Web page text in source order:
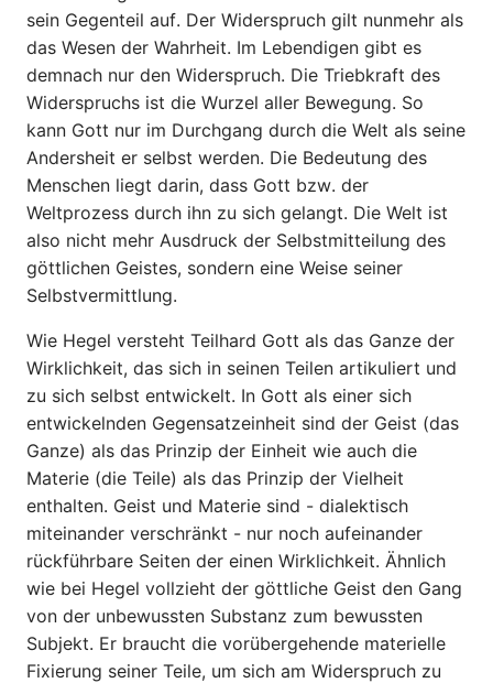
sein Gegenteil auf. Der Widerspruch gilt nunmehr als
das Wesen der Wahrheit. Im Lebendigen gibt es
demnach nur den Widerspruch. Die Triebkraft des
Widerspruchs ist die Wurzel aller Bewegung. So
kann Gott nur im Durchgang durch die Welt als seine
Andersheit er selbst werden. Die Bedeutung des
Menschen liegt darin, dass Gott bzw. der
Weltprozess durch ihn zu sich gelangt. Die Welt ist
also nicht mehr Ausdruck der Selbstmitteilung des
göttlichen Geistes, sondern eine Weise seiner
Selbstvermittlung.
Wie Hegel versteht Teilhard Gott als das Ganze der
Wirklichkeit, das sich in seinen Teilen artikuliert und
zu sich selbst entwickelt. In Gott als einer sich
entwickelnden Gegensatzeinheit sind der Geist (das
Ganze) als das Prinzip der Einheit wie auch die
Materie (die Teile) als das Prinzip der Vielheit
enthalten. Geist und Materie sind - dialektisch
miteinander verschränkt - nur noch aufeinander
rückführbare Seiten der einen Wirklichkeit. Ähnlich
wie bei Hegel vollzieht der göttliche Geist den Gang
von der unbewussten Substanz zum bewussten
Subjekt. Er braucht die vorübergehende materielle
Fixierung seiner Teile, um sich am Widerspruch zu